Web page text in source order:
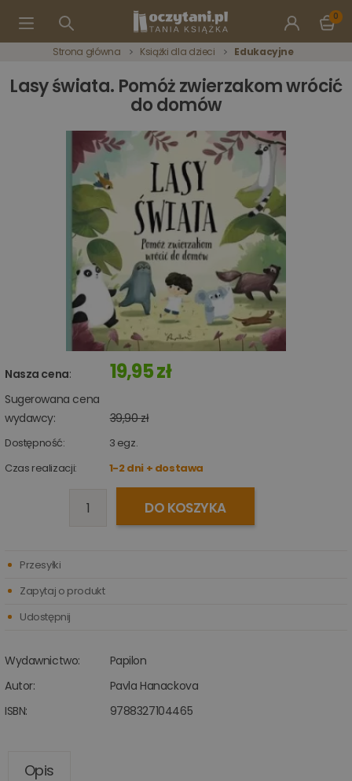
0
Strona główna Książki dla dzieci Edukacyjne
Lasy świata. Pomóż zwierzakom wrócić
do domów
Nasza cena: 19,95 zł
Sugerowana cena
wydawcy:
39,90 zł
Dostępność: 3 egz.
Czas realizacji:
1-2 dni + dostawa
DO KOSZYKA
Wydawnictwo:
Papilon
Autor:
Pavla Hanackova
ISBN:
9788327104465
Przesyłki
Zapytaj o produkt
Udostępnij
Opis